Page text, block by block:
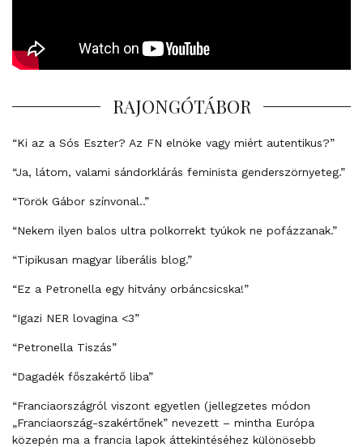
RAJONGÓTÁBOR
“Ki az a Sós Eszter? Az FN elnöke vagy miért autentikus?”
“Ja, látom, valami sándorklárás feminista genderszörnyeteg.”
“Török Gábor színvonal..”
“Nekem ilyen balos ultra polkorrekt tyúkok ne pofázzanak.”
“Tipikusan magyar liberális blog.”
“Ez a Petronella egy hitvány orbáncsicska!”
“Igazi NER lovagina <3”
“Petronella Tiszás”
“Dagadék főszakértő liba”
“Franciaországról viszont egyetlen (jellegzetes módon
„Franciaország-szakértőnek” nevezett – mintha Európa
közepén ma a francia lapok áttekintéséhez különösebb